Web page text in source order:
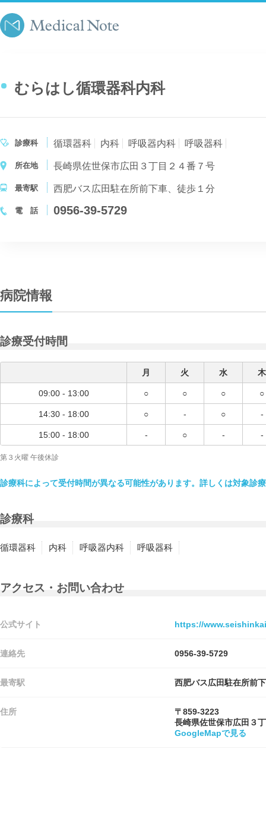
むらはし循環器科内科
診療科 循環器科 内科 呼吸器内科 呼吸器科
所在地 長崎県佐世保市広田３丁目２４番７号
最寄駅 西肥バス広田駐在所前下車、徒歩１分
電 話 0956-39-5729
病院情報
診療受付時間
月 火 水 木
09:00 - 13:00 ○ ○ ○ ○
14:30 - 18:00 ○ - ○ -
15:00 - 18:00 - ○ - -
第３火曜 午後休診
診療科によって受付時間が異なる可能性があります。詳しくは対象診
診療科
循環器科 内科 呼吸器内科 呼吸器科
アクセス・お問い合わせ
公式サイト https://
連絡先 0956-39-5729
最寄駅 西肥バス広田駐在所前
住所
〒859-3223
長崎県佐世保市広田３
GoogleMapで見る